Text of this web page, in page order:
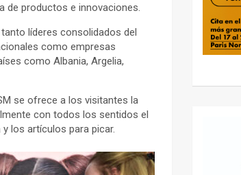
de productos e innovaciones.
líderes consolidados del
como empresas
como Albania, Argelia,
se ofrece a los visitantes la
con todos los sentidos el
los artículos para picar.